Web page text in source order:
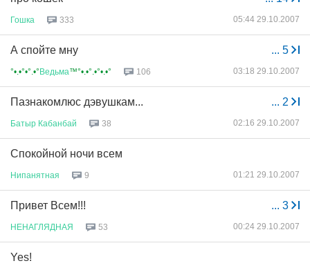
Гошка 333 05:44 29.10.2007
... 5
А спойте мну
°•.•°•°.•°Ведьма™°•.•°.•°•.•° 106 03:18 29.10.2007
... 2
Пазнакомлюс дэвушкам...
Батыр Кабанбай 38 02:16 29.10.2007
Спокойной ночи всем
Нипанятная 9 01:21 29.10.2007
... 3
Привет Всем!!!
НЕНАГЛЯДНАЯ 53 00:24 29.10.2007
Yes!